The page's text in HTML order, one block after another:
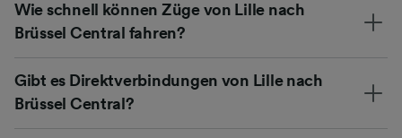
Wie schnell können Züge von Lille nach
Brüssel Central fahren?
Gibt es Direktverbindungen von Lille nach
Brüssel Central?